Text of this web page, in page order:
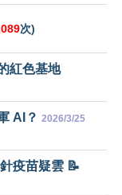
次)
紅色基地
AI？ 2026/3/25
疫苗疑雲 📝